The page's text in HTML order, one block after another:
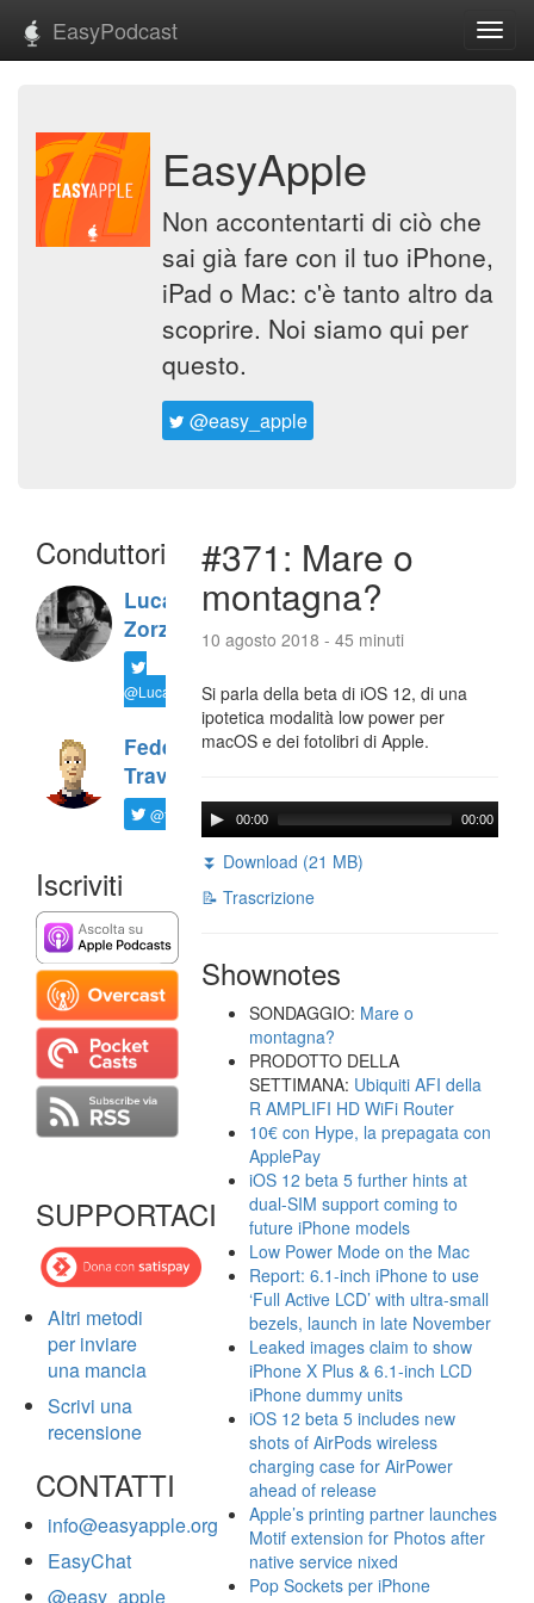
EasyPodcast
EasyApple
Non accontentarti di ciò che
sai già fare con il tuo iPhone,
iPad o Mac: c'è tanto altro da
scoprire. Noi siamo qui per
questo.
@easy_apple
Conduttori
Luca
Zorzi
@LucaTNT
Federico
Travaini
@ftrava
Iscriviti
SUPPORTACI
Altri metodi
per inviare
una mancia
Scrivi una
recensione
CONTATTI
info@easyapple.org
EasyChat
@easy_apple
#371: Mare o
montagna?
10 agosto 2018 - 45 minuti
Si parla della beta di iOS 12, di una
ipotetica modalità low power per
macOS e dei fotolibri di Apple.
00:00 00:00
⏬ Download (21 MB)
📝 Trascrizione
Shownotes
SONDAGGIO: Mare o
montagna?
PRODOTTO DELLA
SETTIMANA: Ubiquiti AFI della
R AMPLIFI HD WiFi Router
10€ con Hype, la prepagata con
ApplePay
iOS 12 beta 5 further hints at
dual-SIM support coming to
future iPhone models
Low Power Mode on the Mac
Report: 6.1-inch iPhone to use
‘Full Active LCD’ with ultra-small
bezels, launch in late November
Leaked images claim to show
iPhone X Plus & 6.1-inch LCD
iPhone dummy units
iOS 12 beta 5 includes new
shots of AirPods wireless
charging case for AirPower
ahead of release
Apple’s printing partner launches
Motif extension for Photos after
native service nixed
Pop Sockets per iPhone